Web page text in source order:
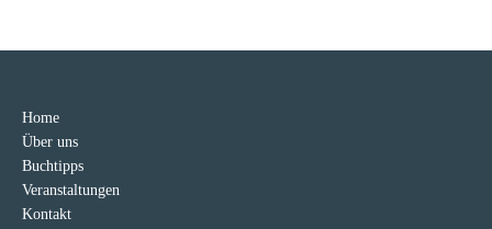
Home
Über uns
Buchtipps
Veranstaltungen
Kontakt